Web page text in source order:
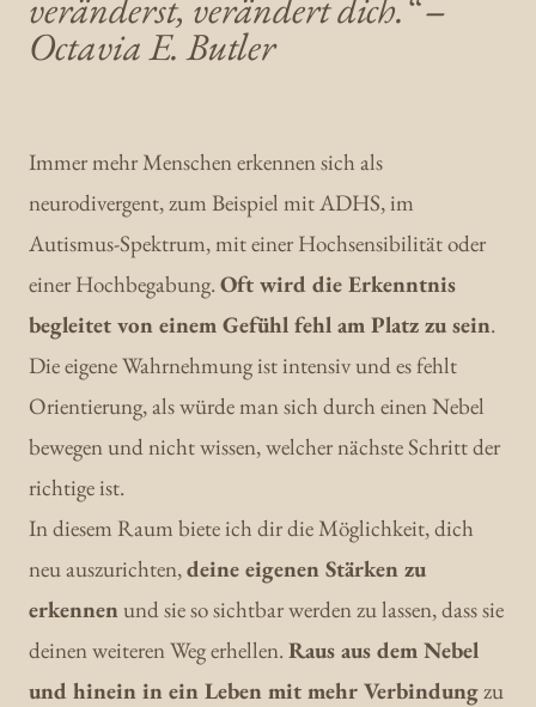
Octavia E. Butler
Immer mehr Menschen erkennen sich als
neurodivergent, zum Beispiel mit ADHS, im
Autismus-Spektrum, mit einer Hochsensibilität oder
einer Hochbegabung. Oft wird die Erkenntnis
begleitet von einem Gefühl fehl am Platz zu sein.
Die eigene Wahrnehmung ist intensiv und es fehlt
Orientierung, als würde man sich durch einen Nebel
bewegen und nicht wissen, welcher nächste Schritt der
richtige ist.
In diesem Raum biete ich dir die Möglichkeit, dich
neu auszurichten, deine eigenen Stärken zu
erkennen und sie so sichtbar werden zu lassen, dass sie
deinen weiteren Weg erhellen. Raus aus dem Nebel
und hinein in ein Leben mit mehr Verbindung zu